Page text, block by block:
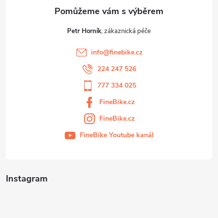
Instagram
Petr Horník
info@finebike.cz
224 247 526
777 334 025
FineBike.cz
FineBike.cz
FineBike Youtube kanál